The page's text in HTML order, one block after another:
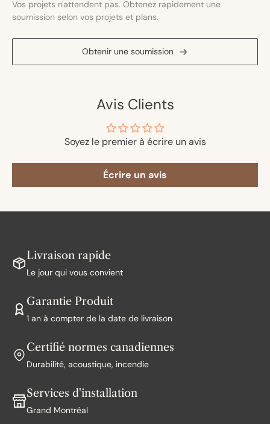
Vos projets n'attendent pas. Obtenez rapidement une
soumission selon vos projets et plans.
Obtenir une soumission
Avis Clients
Soyez le premier à écrire un avis
Écrire un avis
Livraison rapide
Le jour qui vous convient
Garantie Produit
1 an à compter de la date de livraison
Certifié normes canadiennes
Durabilité, acoustique, incendie
Services d'installation
Grand Montréal